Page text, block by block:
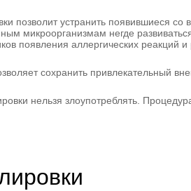
позволит устранить появившиеся
микроорганизмам негде
появления аллергических реакций
сохранить привлекательный
нельзя злоупотреблять.